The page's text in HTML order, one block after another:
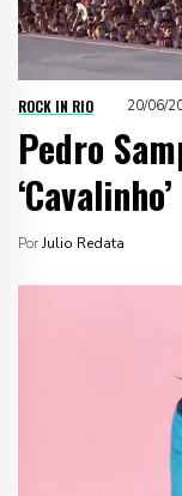
ROCK IN RIO 20/06/
Pedro
PorJulio Redata